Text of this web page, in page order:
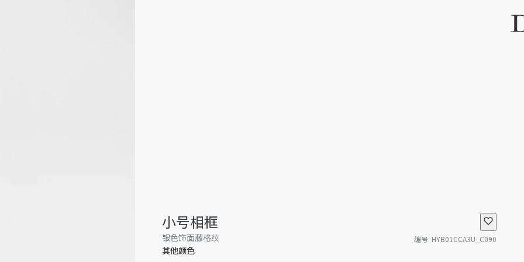
小号相框
银色饰面藤格纹 编号: HYB01CCA3U_C090
其他颜色